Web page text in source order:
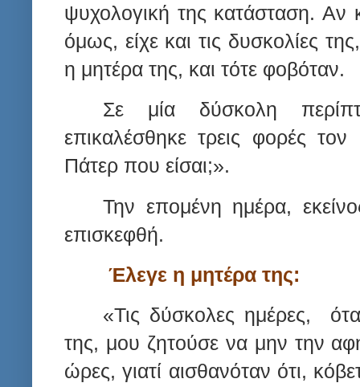
ψυχολογική της κατάσταση.
όμως, είχε και τις δυσκολίες
η μητέρα της, και τότε φοβόταν.
Σε μία δύσκολη
επικαλέσθηκε τρεις φορές
Πάτερ που είσαι;».
Την επομένη ημέρα,
επισκεφθή.
Έλεγε η μητέρα της:
«Τις δύσκολες ημέρες,
της, μου ζητούσε να μην την
ώρες, γιατί αισθανόταν ότι,